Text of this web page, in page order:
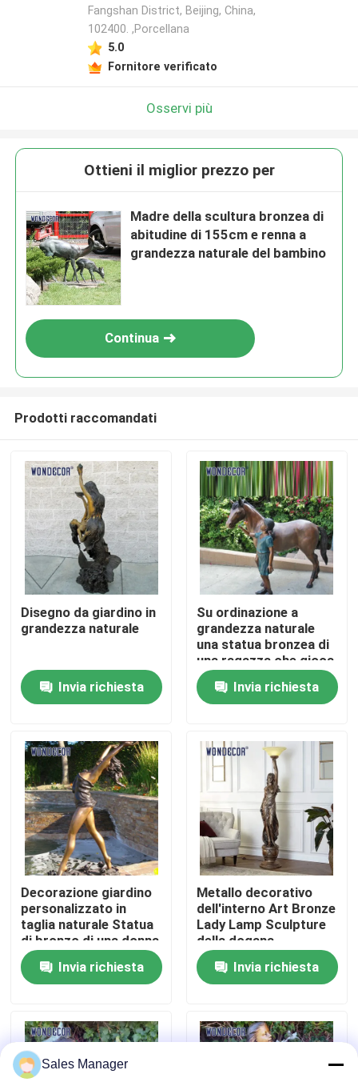
Casa
Prodotti
Fatory Tour
Controllo di qualità
Contattaci
Richiedere un preventivo
Scultura forgiata del metallo
Le statue bronzee scolpiscono
Scultura bronzea su ordinazione
Fangshan District, Beijing, China,
102400. ,Porcellana
5.0
Fornitore verificato
Osservi più
Ottieni il miglior prezzo per
Madre della scultura bronzea di
abitudine di 155cm e renna a
grandezza naturale del bambino
Continua
Prodotti raccomandati
Disegno da giardino in
grandezza naturale
Invia richiesta
Su ordinazione a
grandezza naturale
una statua bronzea di
una ragazza che gioca
con il suo amico del
cavalloInvia richiesta
Decorazione giardino
personalizzato in
taglia naturale Statua
di bronzo di una donna
Invia richiesta
Metallo decorativo
dell'interno Art Bronze
Lady Lamp Sculpture
della dogana
Invia richiesta
Sales Manager